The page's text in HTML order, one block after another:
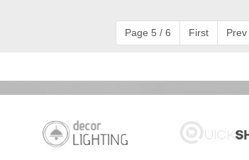
Page 5 / 6 First Prev